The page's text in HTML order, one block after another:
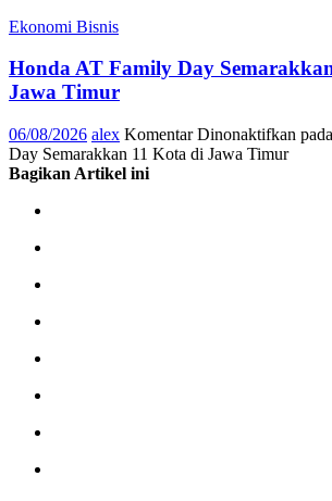
Ekonomi Bisnis
Honda AT Family Day
Jawa Timur
06/08/2026 alex Komentar Dinonaktifkan
Day Semarakkan 11 Kota di Jawa Timur
Bagikan Artikel ini